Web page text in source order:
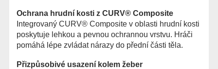
Ochrana hrudní kosti z CURV® Composite
Integrovaný CURV® Composite v oblasti hrudní kosti
poskytuje lehkou a pevnou ochrannou vrstvu. Hráči
pomáhá lépe zvládat nárazy do přední části těla.
Přizpůsobivé usazení kolem žeber